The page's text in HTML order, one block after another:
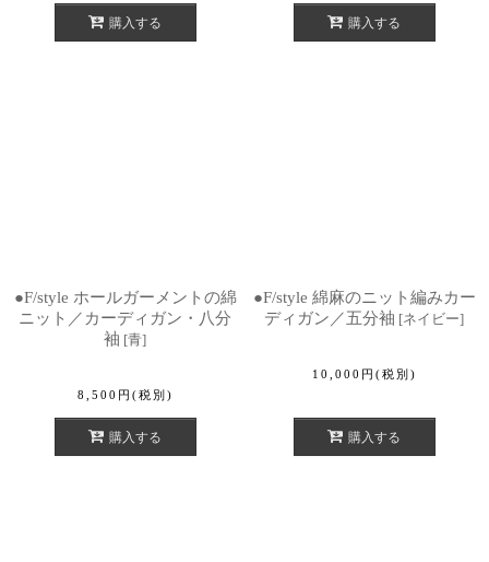
購入する 購入する
●F/style ホールガーメントの綿
ニット／カーディガン・八分
袖 [青]
8,500 円 (税別)
購入する
●F/style 綿麻のニット編みカー
ディガン／五分袖 [ネイビー]
10,000 円 (税別)
購入する